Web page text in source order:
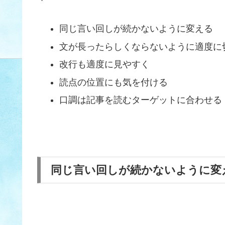
同じ言い回しが続かないように変える
文が長ったらしくならないように適度に
改行も適度に見やすく
読点の位置にも気を付ける
口調は記事を読むターゲットに合わせる
同じ言い回しが続かないように変